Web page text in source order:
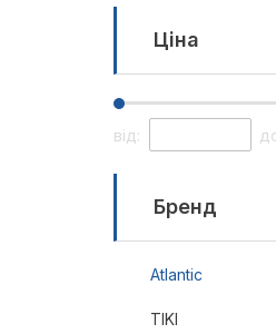
Ціна
від:
Бренд
Atlantic
TIKI